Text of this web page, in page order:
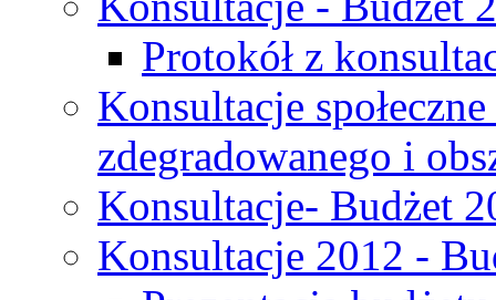
Protokół z
Konsultacje
zdegradowanego i
Konsultacje- Budżet
Konsultacje 2012 -